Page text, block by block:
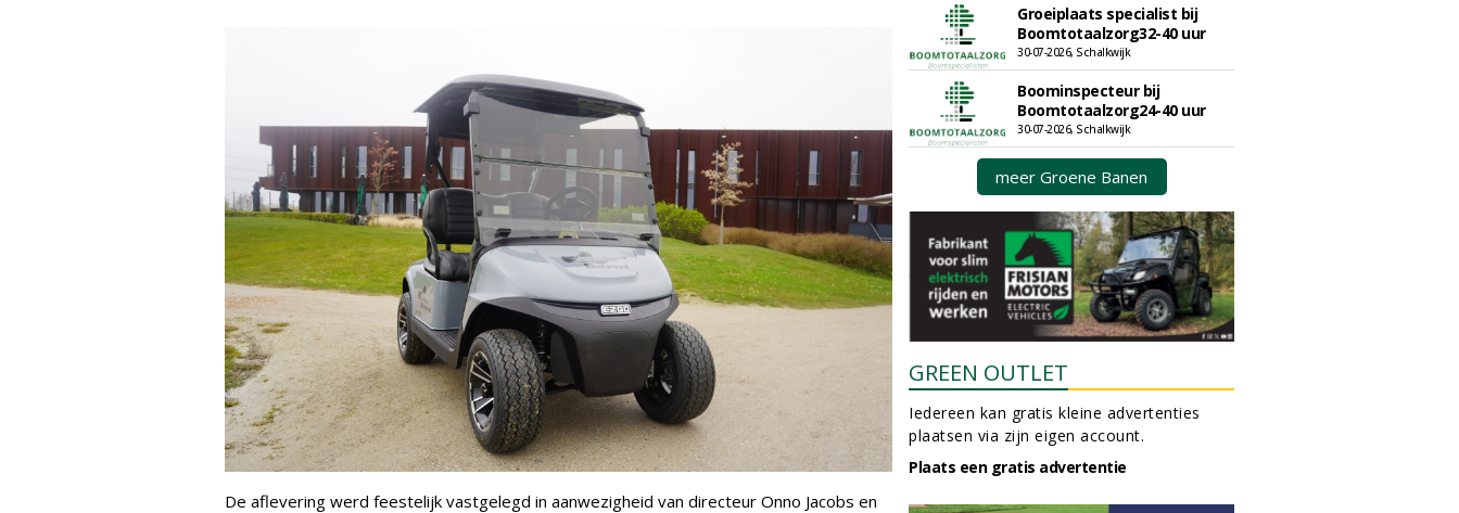
De aflevering werd feestelijk vastgelegd in aanwezigheid van directeur Onno Jacobs en
Groeiplaats specialist bij
Boomtotaalzorg32-40 uur
30-07-2026, Schalkwijk
Boominspecteur bij
Boomtotaalzorg24-40 uur
30-07-2026, Schalkwijk
meer Groene Banen
GREEN OUTLET
Iedereen kan gratis kleine advertenties
plaatsen via zijn eigen account.
Plaats een gratis advertentie